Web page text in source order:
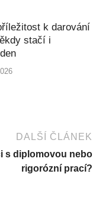
k darování
stačí i
DALŠÍ ČLÁNEK
s diplomovou nebo
rigorózní prací?